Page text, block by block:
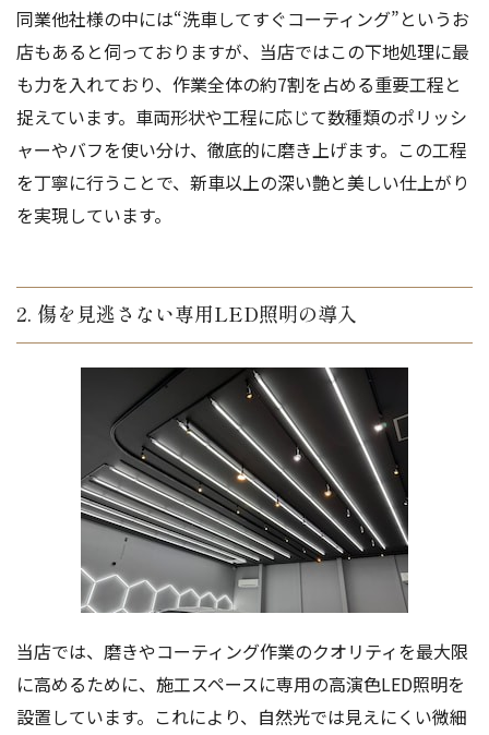
同業他社様の中には“洗車してすぐコーティング”というお
店もあると伺っておりますが、当店ではこの下地処理に最
も力を入れており、作業全体の約7割を占める重要工程と
捉えています。車両形状や工程に応じて数種類のポリッシ
ャーやバフを使い分け、徹底的に磨き上げます。この工程
を丁寧に行うことで、新車以上の深い艶と美しい仕上がり
を実現しています。
2. 傷を見逃さない専用LED照明の導入
当店では、磨きやコーティング作業のクオリティを最大限
に高めるために、施工スペースに専用の高演色LED照明を
設置しています。これにより、自然光では見えにくい微細